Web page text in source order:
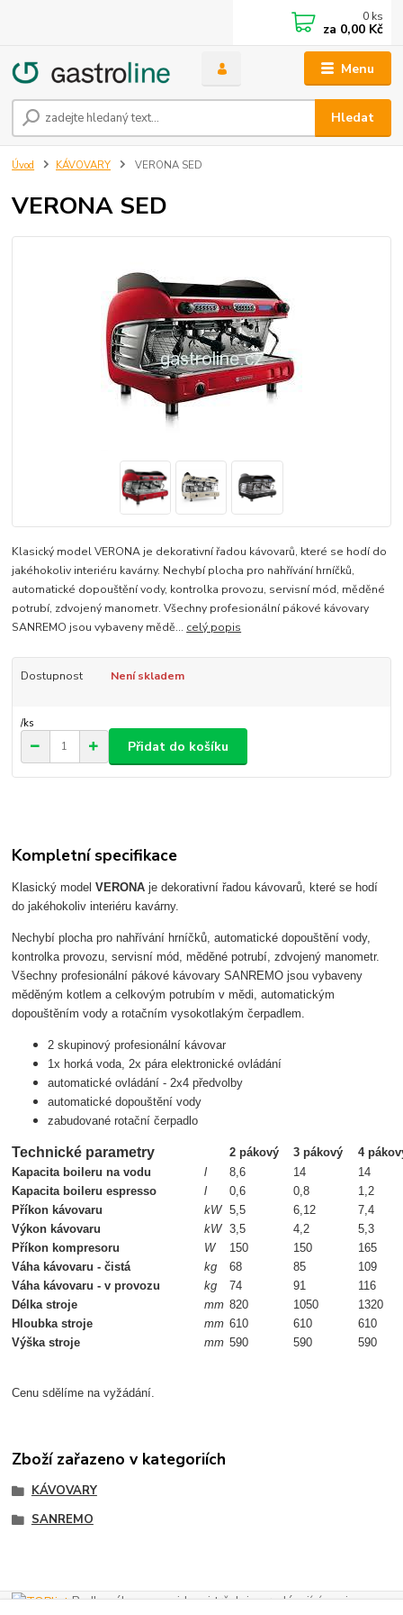
Menu
Hledat
0 ks
za 0,00 Kč
Úvod KÁVOVARY VERONA SED
VERONA SED
Klasický model VERONA je dekorativní řadou kávovarů, které se hodí do
jakéhokoliv interiéru kavárny. Nechybí plocha pro nahřívání hrníčků,
automatické dopouštění vody, kontrolka provozu, servisní mód, měděné
potrubí, zdvojený manometr. Všechny profesionální pákové kávovary
SANREMO jsou vybaveny mědě... celý popis
Dostupnost Není skladem
/ks
Přidat do košíku
Kompletní specifikace
Klasický modelVERONA je dekorativní řadou kávovarů, které se hodí
do jakéhokoliv interiéru kavárny.
Nechybí plocha pro nahřívání hrníčků, automatické dopouštění vody,
kontrolka provozu, servisní mód, měděné potrubí, zdvojený manometr.
Všechny profesionální pákové kávovary SANREMO jsou vybaveny
měděným kotlem a celkovým potrubím v mědi, automatickým
dopouštěním vody a rotačním vysokotlakým čerpadlem.
2 skupinový profesionální kávovar
1x horká voda, 2x pára elektronické ovládání
automatické ovládání - 2x4 předvolby
automatické dopouštění vody
zabudované rotační čerpadlo
Technické parametry 2 pákový 3 pákový
4
Kapacita boileru na vodu
l 8,6 14
14
Kapacita boileru espresso
l 0,6 0,8
1,2
Příkon kávovaru
kW 5,5 6,12
7,4
Výkon kávovaru
kW 3,5 4,2
5,3
Příkon kompresoru
W 150 150
165
Váha kávovaru - čistá
kg 68 85
109
Váha kávovaru - v provozu
kg 74 91
116
Délka stroje
mm 820 1050
1320
Hloubka stroje
mm 610 610
610
Výška stroje
mm 590 590 590
Cenu sdělíme na vyžádání.
Zboží zařazeno v kategoriích
KÁVOVARY
SANREMO
Podle zákona o evidenci tržeb je prodávající povinen